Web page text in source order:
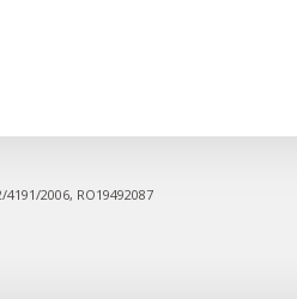
4191/2006, RO19492087